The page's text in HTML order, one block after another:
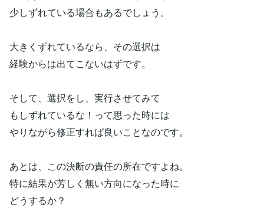
少しずれている場合もあるでしょう。
大きくずれているなら、その選択は
経験からは出てこないはずです。
そして、選択をし、実行させてみて
もしずれているな！って思った時には
やりながら修正すれば良いことなのです。
あとは、この決断の責任の所在ですよね。
特に結果が芳しく無い方向になった時に
どうするか？